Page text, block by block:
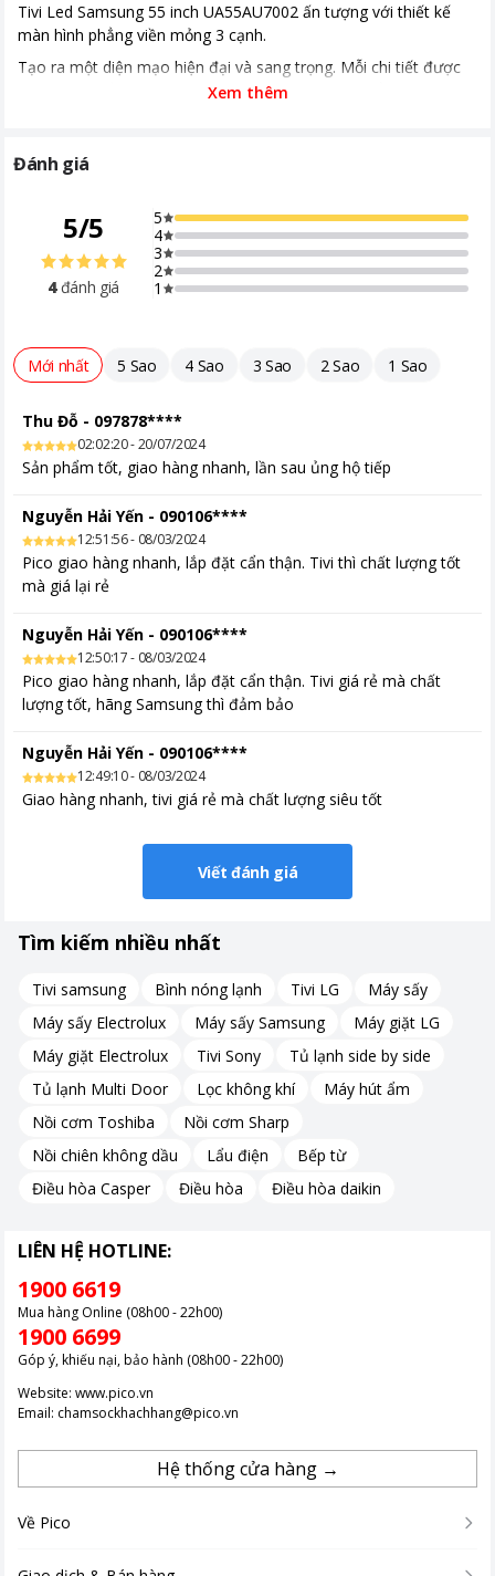
Kích thước không chânNgang 123.06 cm - Cao 70.9 cm -
Dày 7.39 cm
10.6 kg
Công nghệ âm thanh
Dolby Digital Plus, Adaptive Sound,
Q-Symphony
Khoảng giá
Tivi Led Samsung 55 inch UA55AU7002 ấn tượng với thiết kế
màn hình phẳng viền mỏng 3 cạnh.
Tạo ra một diện mạo hiện đại và sang trọng. Mỗi chi tiết được
tối ưu hóa để đem lại trải nghiệm xem tinh tế và đẳng cấp, làm
Công nghệ PurColor trên Tivi Led Samsung 55 inch
UA55AU7002 tạo ra hình ảnh sống động và chân thực hơn bao
giờ hết.
Mỗi màu sắc được tái tạo một cách rõ ràng và tinh tế, đem lại
trải nghiệm xem tuyệt vời và không gì có thể sánh kịp.
Xem thêm
Đánh giá
5/5
4 đánh giá
5
4
3
2
1
Mới nhất 5 Sao 4 Sao 3 Sao 2 Sao 1 Sao
Thu Đỗ - 097878****
02:02:20 - 20/07/2024
Sản phẩm tốt, giao hàng nhanh, lần sau ủng hộ tiếp
Nguyễn Hải Yến - 090106****
12:51:56 - 08/03/2024
Pico giao hàng nhanh, lắp đặt cẩn thận. Tivi thì chất lượng tốt
mà giá lại rẻ
Nguyễn Hải Yến - 090106****
12:50:17 - 08/03/2024
Pico giao hàng nhanh, lắp đặt cẩn thận. Tivi giá rẻ mà chất
lượng tốt, hãng Samsung thì đảm bảo
Nguyễn Hải Yến - 090106****
12:49:10 - 08/03/2024
Giao hàng nhanh, tivi giá rẻ mà chất lượng siêu tốt
Viết đánh giá
Tìm kiếm nhiều nhất
Tivi samsung Bình nóng lạnh Tivi LG
Máy sấy
Máy sấy Electrolux
Máy sấy Samsung
Máy giặt LG
Máy giặt Electrolux
Tivi Sony
Tủ lạnh side by side
Tủ lạnh Multi Door
Lọc không khí
Máy hút ẩm
Nồi cơm Toshiba
Nồi cơm Sharp
Nồi chiên không dầu
Lẩu điện
Bếp từ
Điều hòa Casper
Điều hòa Điều hòa daikin
LIÊN HỆ HOTLINE:
1900 6619
Mua hàng Online (08h00 - 22h00)
1900 6699
Góp ý, khiếu nại, bảo hành (08h00 - 22h00)
Website: www.pico.vn
Email: chamsockhachhang@pico.vn
Hệ thống cửa hàng →
Về Pico